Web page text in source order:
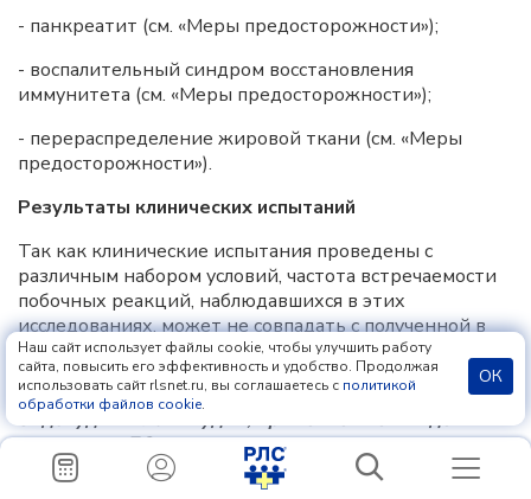
- панкреатит (см. «Меры предосторожности»);
- воспалительный синдром восстановления
иммунитета (см. «Меры предосторожности»);
- перераспределение жировой ткани (см. «Меры
предосторожности»).
Результаты клинических испытаний
Так как клинические испытания проведены с
различным набором условий, частота встречаемости
побочных реакций, наблюдавшихся в этих
исследованиях, может не совпадать с полученной в
других исследованиях и наблюдаемой в клинической
практике.
Зидовудин + ламивудин, применяемые в виде
отдельных ЛС
В 4 рандомизированных контролируемых
Наш сайт использует файлы cookie, чтобы улучшить работу
сайта, повысить его эффективность и удобство. Продолжая
использовать сайт rlsnet.ru, вы соглашаетесь с политикой
обработки файлов cookie.
ОК